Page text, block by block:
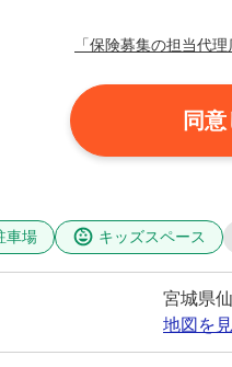
「保険募集の担当代
同
車場 キッズスペース
宮城県
地図を